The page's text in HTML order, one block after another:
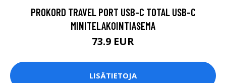
PROKORD TRAVEL PORT USB-C TOTAL USB-C
MINITELAKOINTIASEMA
73.9 EUR
LISÄTIETOJA